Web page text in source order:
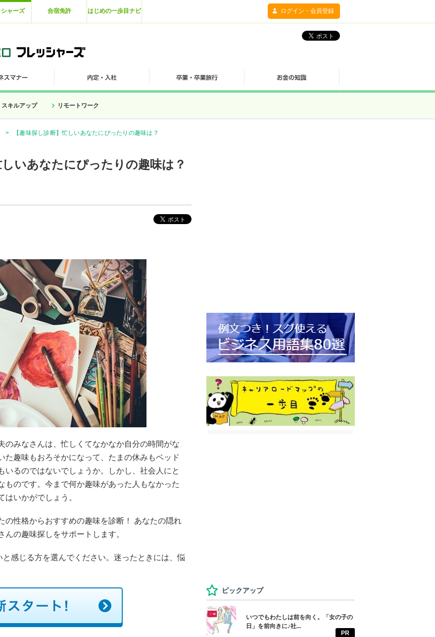
ャーズ 合宿免許 はじめの一歩目ナビ ログイン・会員登録
スキルアップ リモートワーク
> 【趣味探し診断】忙しいあなたにぴったりの趣味は？
しいあなたにぴったりの趣味は？
のみなさんは、忙しくてなかなか自分の時間がな
た趣味もおろそかになって、たまの休みもベッド
るのではないでしょうか。しかし、社会人にと
ものです。今まで何か趣味があった人もなかった
はいかがでしょう。
の性格からおすすめの趣味を診断！ あなたの隠れ
の趣味探しをサポートします。
感じる方を選んでください。迷ったときには、悩
ピックアップ
いつでもわたしは前を向く。「女の子の
日」を前向きに♪社...
PR